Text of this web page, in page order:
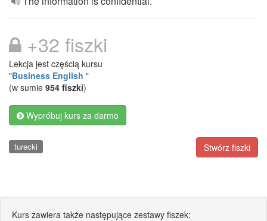
+32 fiszki
Lekcja jest częścią kursu
"Business English "
(w sumie 954 fiszki)
Wypróbuj kurs za darmo
Stwórz fiszki
turecki
Kurs zawiera także następujące zestawy fiszek: